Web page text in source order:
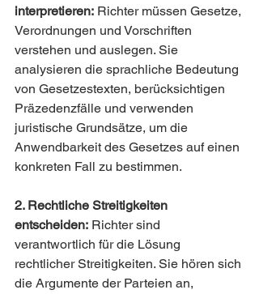
interpretieren: Richter müssen Gesetze,
Verordnungen und Vorschriften
verstehen und auslegen. Sie
analysieren die sprachliche Bedeutung
von Gesetzestexten, berücksichtigen
Präzedenzfälle und verwenden
juristische Grundsätze, um die
Anwendbarkeit des Gesetzes auf einen
konkreten Fall zu bestimmen.
2. Rechtliche Streitigkeiten
entscheiden: Richter sind
verantwortlich für die Lösung
rechtlicher Streitigkeiten. Sie hören sich
die Argumente der Parteien an,